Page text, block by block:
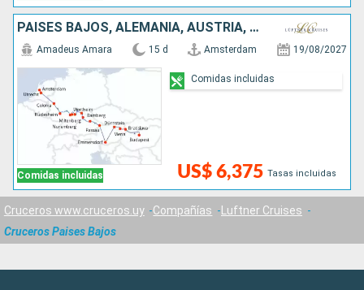
PAISES BAJOS, ALEMANIA, AUSTRIA, ESLOVAQUIA, HUNGRÍA
Comidas incluidas
Amadeus Amara 15 d Amsterdam 19/08/2027
US$ 6,375 Tasas incluidas
Comidas incluidas
Cruceros www.cruceros.uy Compañías
Luftner Cruises
Cruceros Paises Bajos